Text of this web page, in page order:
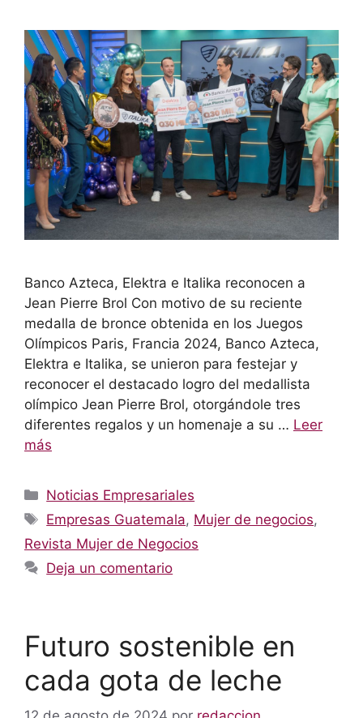
Banco Azteca, Elektra e Italika reconocen a
Jean Pierre Brol Con motivo de su reciente
medalla de bronce obtenida en los Juegos
Olímpicos Paris, Francia 2024, Banco Azteca,
Elektra e Italika, se unieron para festejar y
reconocer el destacado logro del medallista
olímpico Jean Pierre Brol, otorgándole tres
diferentes regalos y un homenaje a su … Leer
más
Categorías
Noticias Empresariales
Etiquetas
Empresas Guatemala, Mujer de negocios,
Revista Mujer de Negocios
Deja un comentario
Futuro sostenible en
cada gota de leche